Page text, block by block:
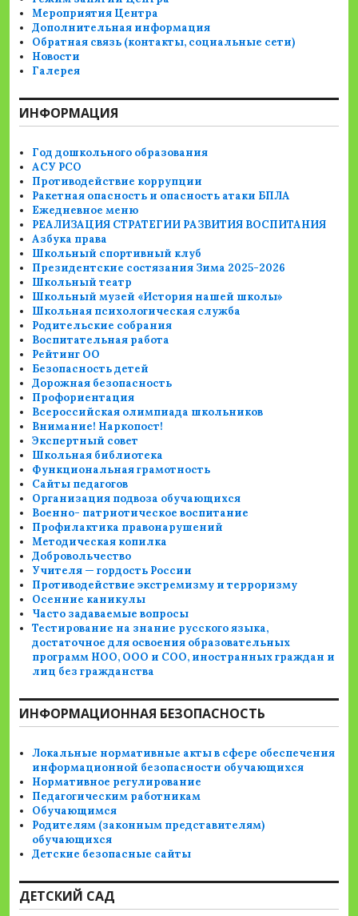
Мероприятия Центра
Дополнительная информация
Обратная связь (контакты, социальные сети)
Новости
Галерея
ИНФОРМАЦИЯ
Год дошкольного образования
АСУ РСО
Противодействие коррупции
Ракетная опасность и опасность атаки БПЛА
Ежедневное меню
РЕАЛИЗАЦИЯ СТРАТЕГИИ РАЗВИТИЯ ВОСПИТАНИЯ
Азбука права
Школьный спортивный клуб
Президентские состязания Зима 2025-2026
Школьный театр
Школьный музей «История нашей школы»
Школьная психологическая служба
Родительские собрания
Воспитательная работа
Рейтинг ОО
Безопасность детей
Дорожная безопасность
Профориентация
Всероссийская олимпиада школьников
Внимание! Наркопост!
Экспертный совет
Школьная библиотека
Функциональная грамотность
Сайты педагогов
Организация подвоза обучающихся
Военно- патриотическое воспитание
Профилактика правонарушений
Методическая копилка
Добровольчество
Учителя — гордость России
Противодействие экстремизму и терроризму
Осенние каникулы
Часто задаваемые вопросы
Тестирование на знание русского языка,
достаточное для освоения образовательных
программ НОО, ООО и СОО, иностранных граждан и
лиц без гражданства
ИНФОРМАЦИОННАЯ БЕЗОПАСНОСТЬ
Локальные нормативные акты в сфере обеспечения
информационной безопасности обучающихся
Нормативное регулирование
Педагогическим работникам
Обучающимся
Родителям (законным представителям)
обучающихся
Детские безопасные сайты
ДЕТСКИЙ САД